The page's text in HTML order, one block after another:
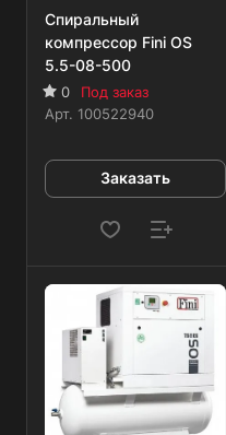
Спиральный
компрессор Fini OS
5.5-08-500
0
Под заказ
Арт. 100522940
Заказать